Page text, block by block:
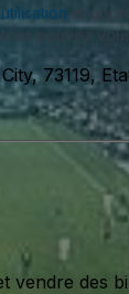
et
pouvez
73119,
vendre des